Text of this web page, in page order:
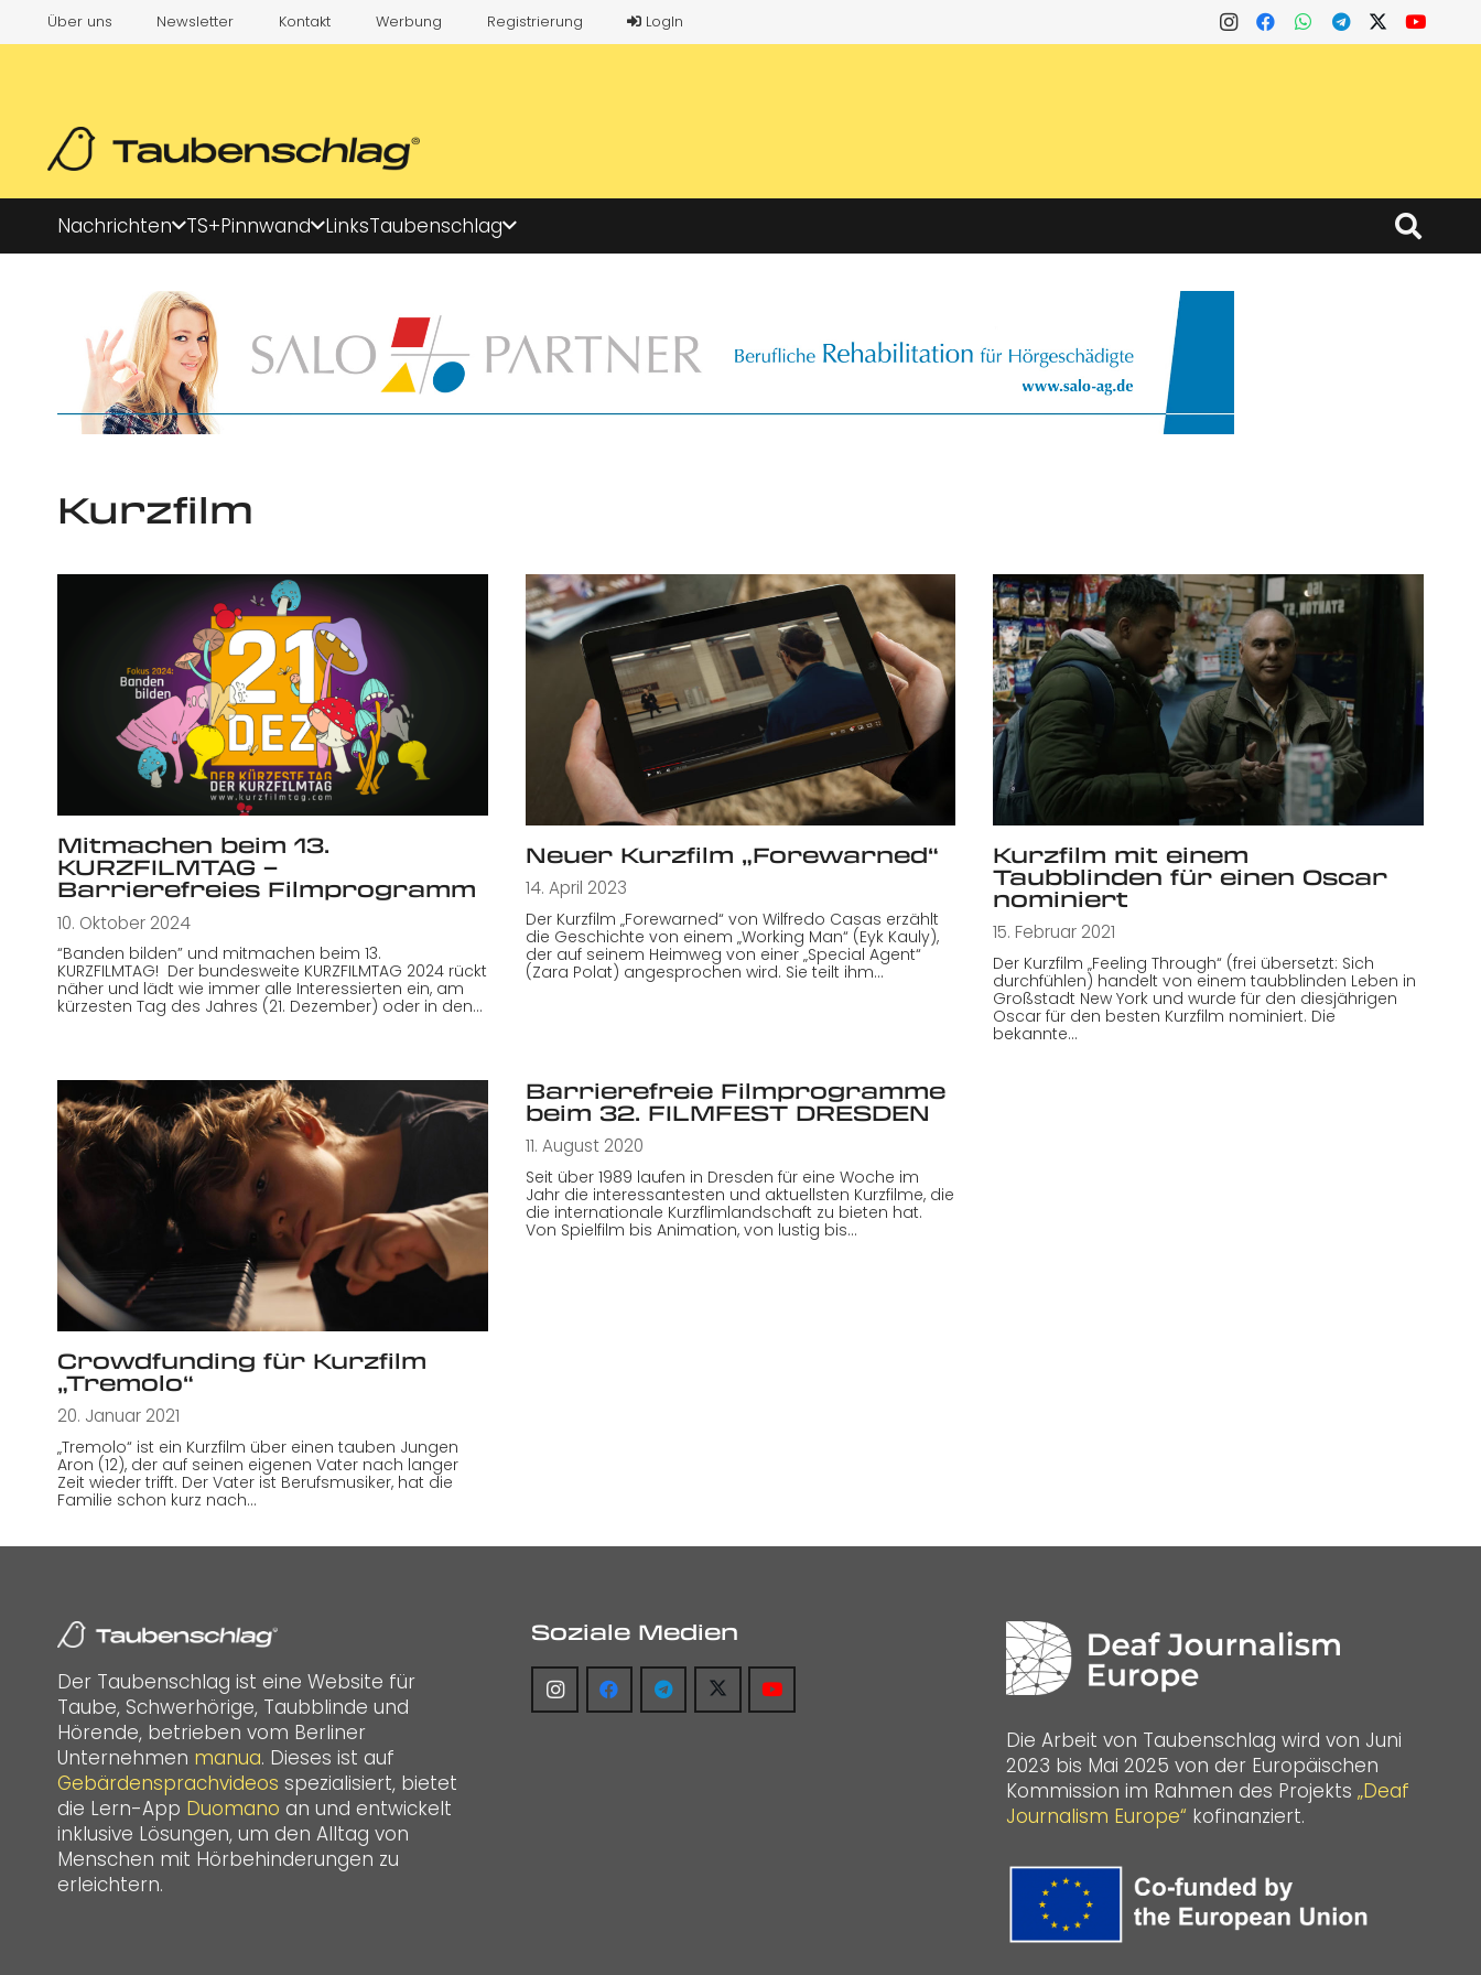
Über uns Newsletter Kontakt Werbung Registrierung LogIn
Nachrichten TS+Pinnwand LinksTaubenschlag
Kurzfilm
Mitmachen beim 13.
KURZFILMTAG –
Barrierefreies Filmprogramm
10. Oktober 2024
“Banden bilden” und mitmachen beim 13.
KURZFILMTAG! Der bundesweite KURZFILMTAG 2024 rückt
näher und lädt wie immer alle Interessierten ein, am
kürzesten Tag des Jahres (21. Dezember) oder in den…
Neuer Kurzfilm „Forewarned“
14. April 2023
Der Kurzfilm „Forewarned“ von Wilfredo Casas erzählt
die Geschichte von einem „Working Man“ (Eyk Kauly),
der auf seinem Heimweg von einer „Special Agent“
(Zara Polat) angesprochen wird. Sie teilt ihm…
Kurzfilm mit einem
Taubblinden für einen Oscar
nominiert
15. Februar 2021
Der Kurzfilm „Feeling Through“ (frei übersetzt: Sich
durchfühlen) handelt von einem taubblinden Leben in
Großstadt New York und wurde für den diesjährigen
Oscar für den besten Kurzfilm nominiert. Die
bekannte…
Crowdfunding für Kurzfilm
„Tremolo“
20. Januar 2021
„Tremolo“ ist ein Kurzfilm über einen tauben Jungen
Aron (12), der auf seinen eigenen Vater nach langer
Zeit wieder trifft. Der Vater ist Berufsmusiker, hat die
Familie schon kurz nach…
Barrierefreie Filmprogramme
beim 32. FILMFEST DRESDEN
11. August 2020
Seit über 1989 laufen in Dresden für eine Woche im
Jahr die interessantesten und aktuellsten Kurzfilme, die
die internationale Kurzflimlandschaft zu bieten hat.
Von Spielfilm bis Animation, von lustig bis…
Der Taubenschlag ist eine Website für
Taube, Schwerhörige, Taubblinde und
Hörende, betrieben vom Berliner
Unternehmen manua. Dieses ist auf
Gebärdensprachvideos spezialisiert, bietet
die Lern-App Duomano an und entwickelt
inklusive Lösungen, um den Alltag von
Menschen mit Hörbehinderungen zu
erleichtern.
Soziale Medien
Die Arbeit von Taubenschlag wird von Juni
2023 bis Mai 2025 von der Europäischen
Kommission im Rahmen des Projekts „Deaf
Journalism Europe“ kofinanziert.